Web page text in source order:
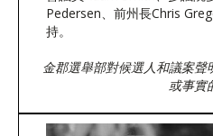
Pedersen、前州長Chris
持。
金郡選舉部對候選人和議案聲
或事實